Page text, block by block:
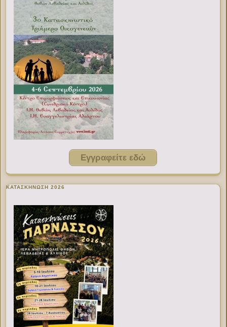
Εγγραφείτε εδώ
ΚΑΤΑΣΚΗΝΩΣΗ 2026